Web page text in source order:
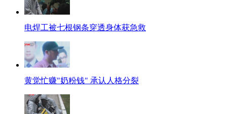
电焊工被七根钢条穿透身体获急救
黄觉忙赚"奶粉钱" 承认人格分裂